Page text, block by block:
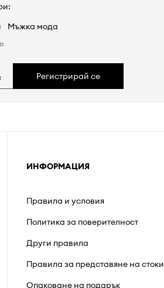
Мъжка мода
Регистрирай се
ИНФОРМАЦИЯ
Правила и условия
Политика за поверителност
Други правила
Правила за представяне на стоки
Опаковане на подарък